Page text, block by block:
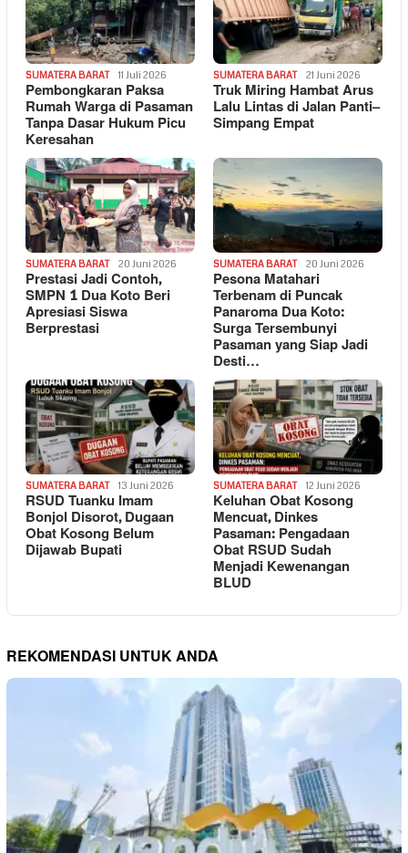
SUMATERA BARAT 11 Juli 2026
Pembongkaran Paksa
Rumah Warga di Pasaman
Tanpa Dasar Hukum Picu
Keresahan
SUMATERA BARAT 21 Juni 2026
Truk Miring Hambat Arus
Lalu Lintas di Jalan Panti–
Simpang Empat
SUMATERA BARAT 20 Juni 2026
Prestasi Jadi Contoh,
SMPN 1 Dua Koto Beri
Apresiasi Siswa
Berprestasi
SUMATERA BARAT 20 Juni 2026
Pesona Matahari
Terbenam di Puncak
Panaroma Dua Koto:
Surga Tersembunyi
Pasaman yang Siap Jadi
Desti…
SUMATERA BARAT 13 Juni 2026
RSUD Tuanku Imam
Bonjol Disorot, Dugaan
Obat Kosong Belum
Dijawab Bupati
SUMATERA BARAT 12 Juni 2026
Keluhan Obat Kosong
Mencuat, Dinkes
Pasaman: Pengadaan
Obat RSUD Sudah
Menjadi Kewenangan
BLUD
REKOMENDASI UNTUK ANDA